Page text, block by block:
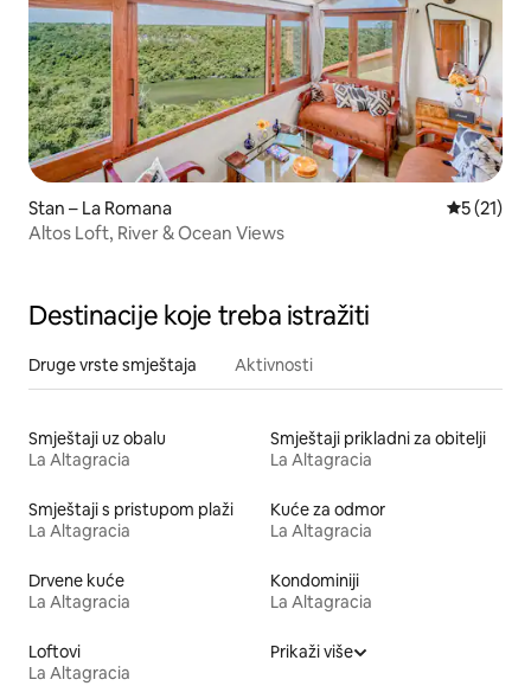
Stan – La Romana Prosječna
5 (21)
Altos Loft, River & Ocean Views
Destinacije koje treba istražiti
Druge vrste smještaja Aktivnosti
Smještaji uz obalu
La Altagracia
Smještaji prikladni za obitelji
La Altagracia
Smještaji s pristupom plaži
La Altagracia
Kuće za odmor
La Altagracia
Drvene kuće
La Altagracia
Kondominiji
La Altagracia
Loftovi
La Altagracia
Prikaži više